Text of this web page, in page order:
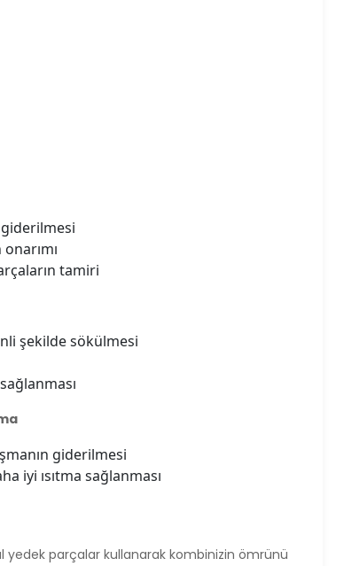
giderilmesi
tamiri
şekilde sökülmesi
giderilmesi
iyi ısıtma sağlanması
yedek parçalar kullanarak kombinizin ömrünü